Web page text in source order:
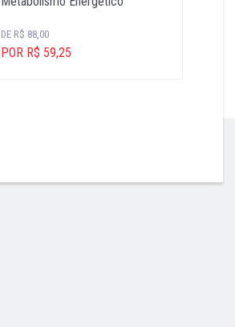
DE R$ 88,00
POR R$ 59,25